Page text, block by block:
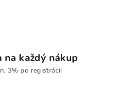
na každý nákup
3% po registrácii